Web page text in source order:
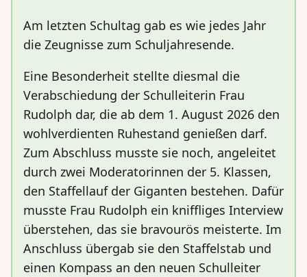
Am letzten Schultag gab es wie jedes Jahr
die Zeugnisse zum Schuljahresende.
Eine Besonderheit stellte diesmal die
Verabschiedung der Schulleiterin Frau
Rudolph dar, die ab dem 1. August 2026 den
wohlverdienten Ruhestand genießen darf.
Zum Abschluss musste sie noch, angeleitet
durch zwei Moderatorinnen der 5. Klassen,
den Staffellauf der Giganten bestehen. Dafür
musste Frau Rudolph ein kniffliges Interview
überstehen, das sie bravourös meisterte. Im
Anschluss übergab sie den Staffelstab und
einen Kompass an den neuen Schulleiter